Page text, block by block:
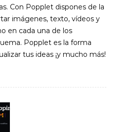
Con Popplet dispones de la
imágenes, texto, vídeos y
en cada una de los
Popplet es la forma
tus ideas ¡y mucho más!